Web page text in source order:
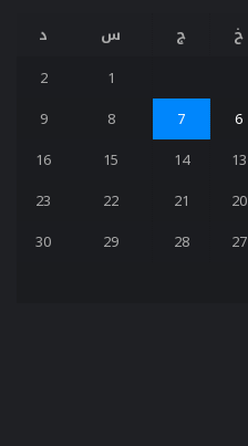
خ ج س د
1
2
6
7
8
9
13
14
15
16
20
21
22
23
27
28
29
30